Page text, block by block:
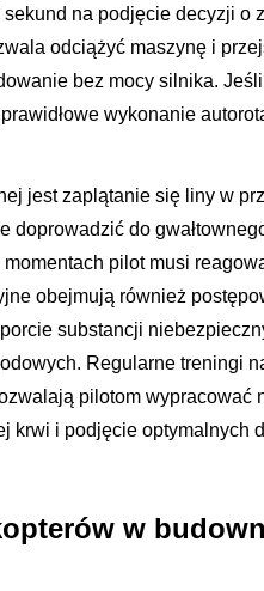
na podjęcie decyzji o
odciążyć maszynę i
bez mocy silnika.
wykonanie
jest zaplątanie się liny w
doprowadzić do
pilot musi
obejmują również
substancji
Regularne treningi
pilotom wypracować
krwi i podjęcie optymalnych
w